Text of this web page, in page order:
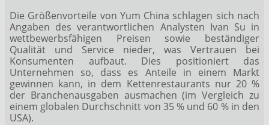
Die Größenvorteile von Yum China schlagen sich nach
Angaben des verantwortlichen Analysten Ivan Su in
wettbewerbsfähigen Preisen sowie beständiger
Qualität und Service nieder, was Vertrauen bei
Konsumenten aufbaut. Dies positioniert das
Unternehmen so, dass es Anteile in einem Markt
gewinnen kann, in dem Kettenrestaurants nur 20 %
der Branchenausgaben ausmachen (im Vergleich zu
einem globalen Durchschnitt von 35 % und 60 % in den
USA).